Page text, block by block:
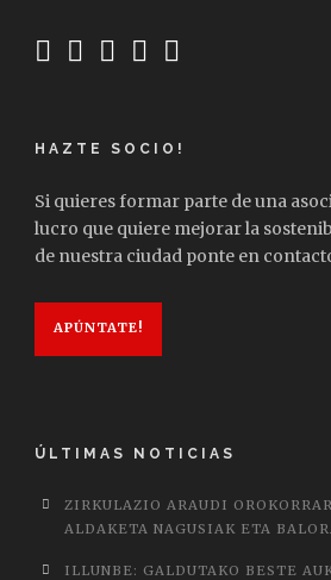
HAZTE SOCIO!
Si quieres formar parte de una
lucro que quiere mejorar la
de nuestra ciudad ponte en
APÚNTATE!
ÚLTIMAS NOTICIAS
ZIRKULAZIO ARAUDI
ALDAKETA NAGUSIAK ETA
ILLUNBE: GALDUTAKO BESTE